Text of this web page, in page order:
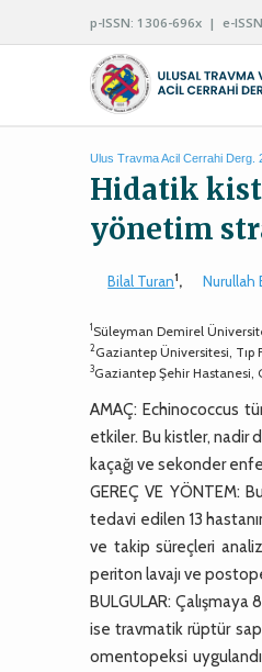
p-ISSN: 1306-696x | e-
Ulus Travma Acil Cerrahi Derg.
Hidatik
yönetim
Bilal Turan1, Nurullah
1Süleyman Demirel
2Gaziantep Üniversitesi,
3Gaziantep Şehir Hastanesi,
AMAÇ: Echinococcus
etkiler. Bu kistler, nadir
kaçağı ve sekonder
GEREÇ VE YÖNTEM:
tedavi edilen 13
ve takip süreçleri
periton lavajı ve
BULGULAR: Çalışmaya
ise travmatik rüptür
omentopeksi